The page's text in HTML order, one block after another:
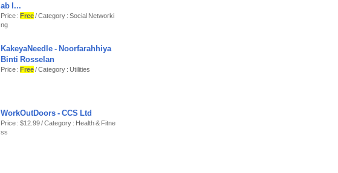
ab I...
Price : Free/ Category : Social Networki
ng
KakeyaNeedle - Noorfarahhiya
Binti Rosselan
Price : Free/ Category : Utilities
WorkOutDoors - CCS Ltd
Price : $12.99 / Category : Health & Fitne
ss